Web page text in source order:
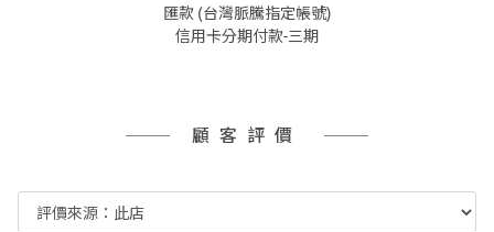
匯款 (台灣脈騰指定帳號)
信用卡分期付款-三期
顧客評價